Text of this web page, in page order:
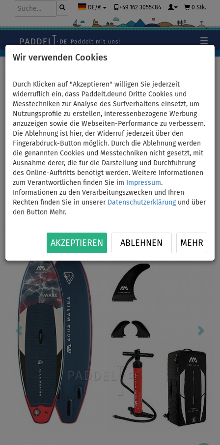
Wir verwenden Cookies
Durch Klicken auf "Akzeptieren" willigen Sie jederzeit
widerruflich ein, dass Paddelt.deund Dritte Cookies und
Messtechniken zur Analyse des Surfverhaltens einsetzt, um
Nutzungsprofile zu erstellen, interessenbezogene Werbung
anzuzeigen sowie die Webseiten-Performance zu verbessern.
Die Ablehnung ist hier, der Widerruf jederzeit über den
Fingerabdruck-Button möglich. Durch die Ablehnung werden
die genannten Cookies und Messtechniken nicht gesetzt, mit
Ausnahme derer, die für die Darstellung und Durchführung
des Online-Auftritts benötigt werden. Weitere Informationen
zum Verantwortlichen finden Sie im
Impressum.
Informationen zu den Verarbeitungszwecken und Ihren
Rechten finden Sie in unserer Datenschutzerklärungund über
den Button Mehr.
AKZEPTIEREN ABLEHNEN MEHR
DE/€ +49 162 3055484 0 Stk.
SUP AQUA MARINA Wave
8'8''x30''x4'' - aufblasbares
Stand Up Paddle Board -
Variante: ohne Paddel
BIS
95 kg
VERSAND
GRATIS
Previous Next